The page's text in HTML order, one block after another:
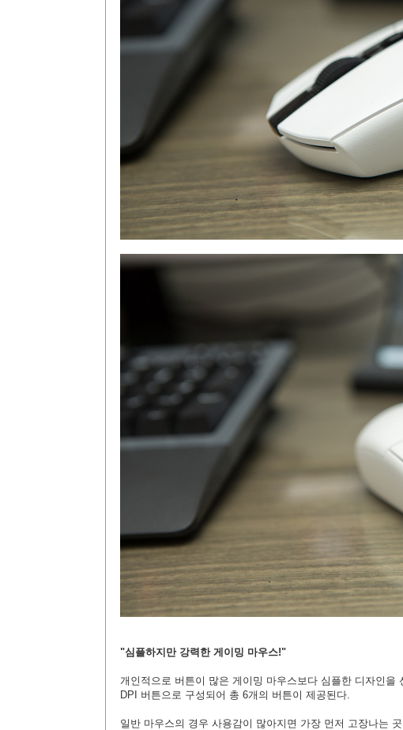
"심플하지만 강력한 게이밍 마우스!"
개인적으로 버튼이 많은 게이밍 마우스보다 심플한 디자인
DPI 버튼으로 구성되어 총 6개의 버튼이 제공된다.
일반 마우스의 경우 사용감이 많아지면 가장 먼저 고장나는